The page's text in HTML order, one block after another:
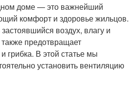
доме — это важнейший
комфорт и здоровье жильцов.
воздух, влагу и
предотвращает
грибка. В этой статье мы
установить вентиляцию